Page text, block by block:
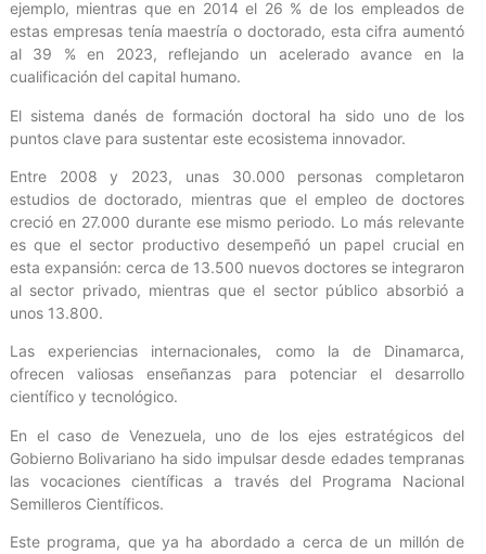
ejemplo, mientras que en 2014 el 26 % de los empleados de
estas empresas tenía maestría o doctorado, esta cifra aumentó
al 39 % en 2023, reflejando un acelerado avance en la
cualificación del capital humano.
El sistema danés de formación doctoral ha sido uno de los
puntos clave para sustentar este ecosistema innovador.
Entre 2008 y 2023, unas 30.000 personas completaron
estudios de doctorado, mientras que el empleo de doctores
creció en 27.000 durante ese mismo periodo. Lo más relevante
es que el sector productivo desempeñó un papel crucial en
esta expansión: cerca de 13.500 nuevos doctores se integraron
al sector privado, mientras que el sector público absorbió a
unos 13.800.
Las experiencias internacionales, como la de Dinamarca,
ofrecen valiosas enseñanzas para potenciar el desarrollo
científico y tecnológico.
En el caso de Venezuela, uno de los ejes estratégicos del
Gobierno Bolivariano ha sido impulsar desde edades tempranas
las vocaciones científicas a través del Programa Nacional
Semilleros Científicos.
Este programa, que ya ha abordado a cerca de un millón de